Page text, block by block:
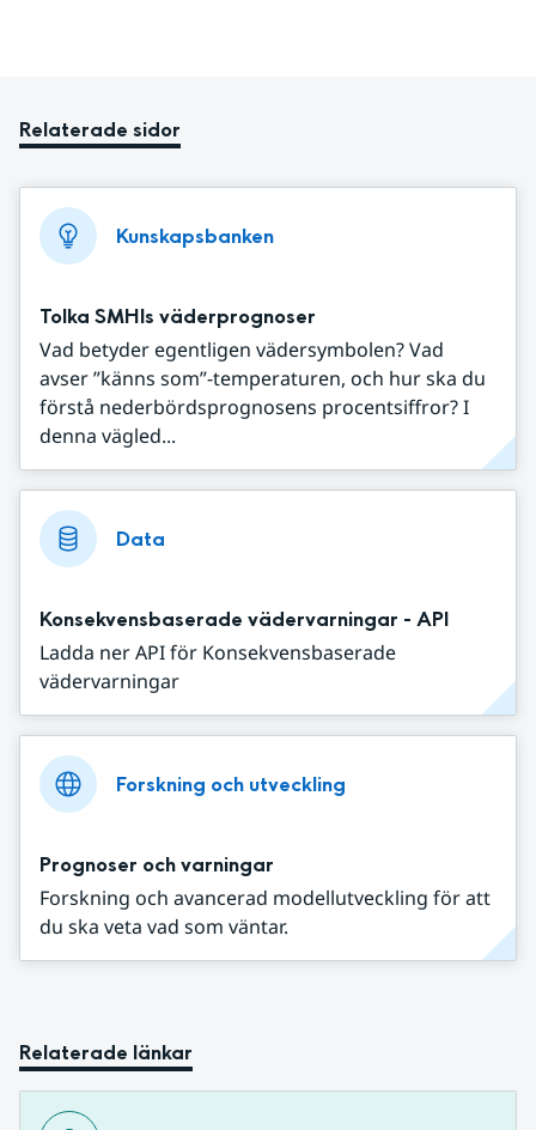
Relaterade sidor
Kunskapsbanken
Tolka SMHIs väderprognoser
Vad betyder egentligen vädersymbolen? Vad
avser ”känns som”-temperaturen, och hur ska du
förstå nederbördsprognosens procentsiffror? I
denna vägled...
Data
Konsekvensbaserade vädervarningar - API
Ladda ner API för Konsekvensbaserade
vädervarningar
Forskning och utveckling
Prognoser och varningar
Forskning och avancerad modellutveckling för att
du ska veta vad som väntar.
Relaterade länkar